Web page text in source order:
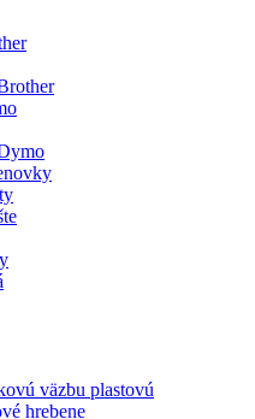
väzbu plastovú
hrebene